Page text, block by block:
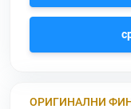
ОРИГИНАЛНИ